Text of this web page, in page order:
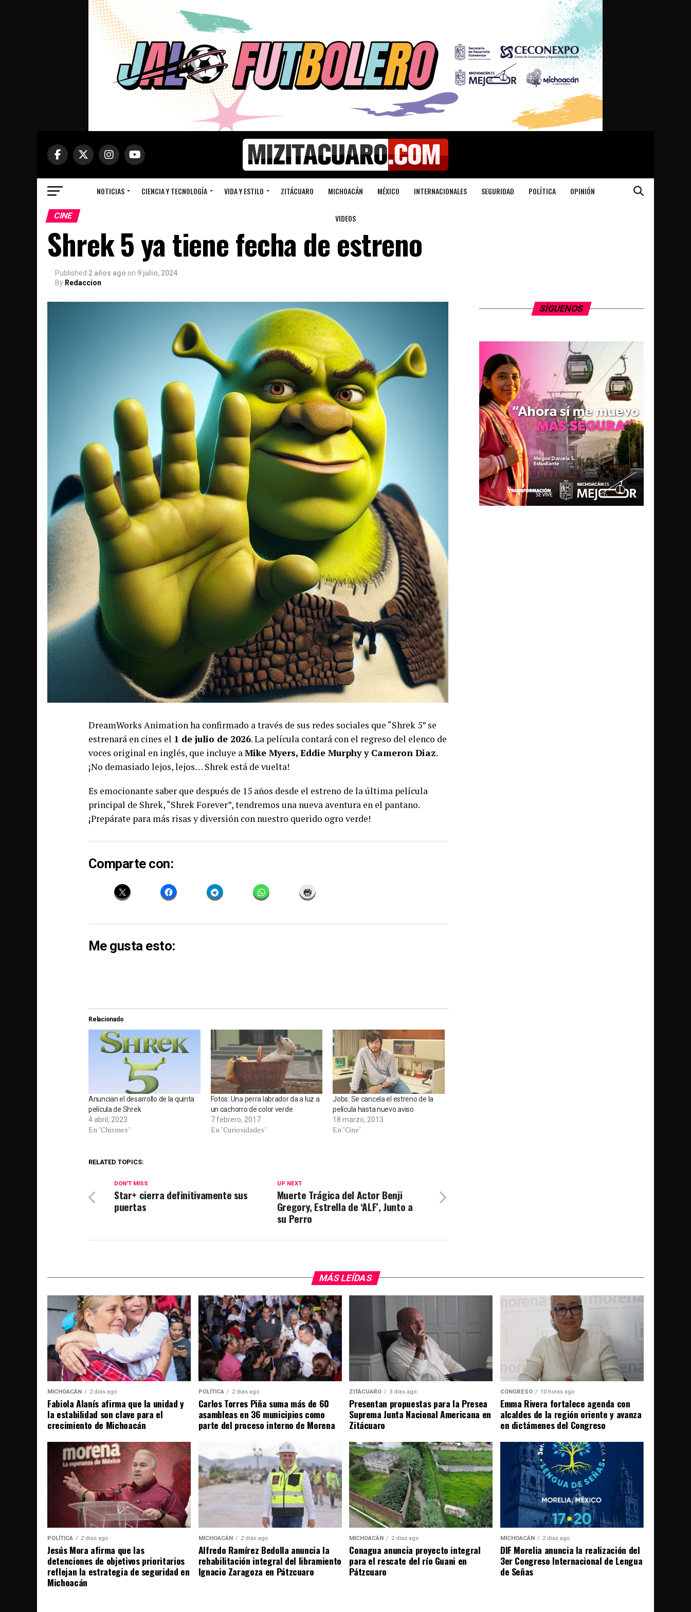
NOTICIAS CIENCIA Y TECNOLOGÍA VIDA Y ESTILO ZITÁCUARO MICHOACÁN MÉXICO INTERNACIONALES SEGURIDAD POLÍTICA OPINIÓN
VIDEOS
CINE
Shrek 5 ya tiene fecha de estreno
Published 2 años ago on 9 julio, 2024
By Redaccion
DreamWorks Animation ha confirmado a través de sus redes sociales que “Shrek 5” se
estrenará en cines el 1 de julio de 2026. La película contará con el regreso del elenco de
voces original en inglés, que incluye aMike Myers, Eddie Murphy y Cameron Diaz.
¡No demasiado lejos, lejos… Shrek está de vuelta!
Es emocionante saber que después de 15 años desde el estreno de la última película
principal de Shrek, “Shrek Forever”, tendremos una nueva aventura en el pantano.
¡Prepárate para más risas y diversión con nuestro querido ogro verde!
Comparte con:
Me gusta esto:
Relacionado
Anuncian el desarrollo de la quinta
película de Shrek
4 abril, 2023
En "Chismes"
Fotos: Una perra labrador da a luz a
un cachorro de color verde
7 febrero, 2017
En "Curiosidades"
Jobs: Se cancela el estreno de la
película hasta nuevo aviso
18 marzo, 2013
En "Cine"
RELATED TOPICS:
UP NEXT
Muerte Trágica del Actor Benji
Gregory, Estrella de ‘ALF’, Junto a
su Perro
DON'T MISS
Star+ cierra definitivamente sus
puertas
SÍGUENOS
MÁS LEÍDAS
MICHOACÁN 2 días ago
Fabiola Alanís afirma que la unidad y
la estabilidad son clave para el
crecimiento de Michoacán
POLÍTICA 2 días ago
Carlos Torres Piña suma más de 60
asambleas en 36 municipios como
parte del proceso interno de Morena
ZITÁCUARO 3 días ago
Presentan propuestas para la Presea
Suprema Junta Nacional Americana en
Zitácuaro
CONGRESO 10 horas ago
Emma Rivera fortalece agenda con
alcaldes de la región oriente y avanza
en dictámenes del Congreso
POLÍTICA 2 días ago
Jesús Mora afirma que las
detenciones de objetivos prioritarios
reflejan la estrategia de seguridad en
Michoacán
MICHOACÁN 2 días ago
Alfredo Ramírez Bedolla anuncia la
rehabilitación integral del libramiento
Ignacio Zaragoza en Pátzcuaro
MICHOACÁN 2 días ago
Conagua anuncia proyecto integral
para el rescate del río Guani en
Pátzcuaro
MICHOACÁN 2 días ago
DIF Morelia anuncia la realización del
3er Congreso Internacional de Lengua
de Señas